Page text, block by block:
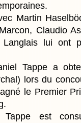
Martin
Claudio
Langlais lui ont
Tappe a
lors du
le Premier
Tappe est